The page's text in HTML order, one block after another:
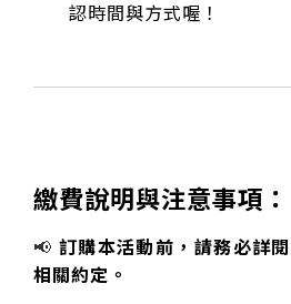
認時間與方式喔！
繳費說明與注意事項：
📢 訂購本活動前，請務必詳
相關約定。